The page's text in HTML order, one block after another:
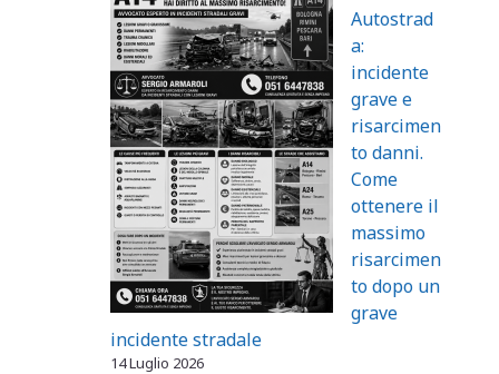
Autostrad
a:
incidente
grave e
risarcimen
to danni.
Come
ottenere il
massimo
risarcimen
to dopo un
grave
incidente stradale
14 Luglio 2026